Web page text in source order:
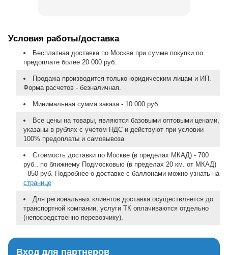
Условия работы/доставка
Бесплатная доставка по Москве при сумме покупки по
предоплате более 20 000 руб.
Продажа производится только юридическим лицам и ИП.
Форма расчетов - безналичная.
Минимальная сумма заказа - 10 000 руб.
Все цены на товары, являются базовыми оптовыми ценами,
указаны в рублях с учетом НДС и действуют при условии
100% предоплаты и самовывоза
Стоимость доставки по Москве (в пределах МКАД) - 700
руб., по ближнему Подмосковью (в пределах 20 км. от МКАД)
- 850 руб. Подробнее о доставке с баллонами можно узнать на
странице
Для региональных клиентов доставка осуществляется до
транспортной компании, услуги ТК оплачиваются отдельно
(непосредственно перевозчику).
Вход для партнеров